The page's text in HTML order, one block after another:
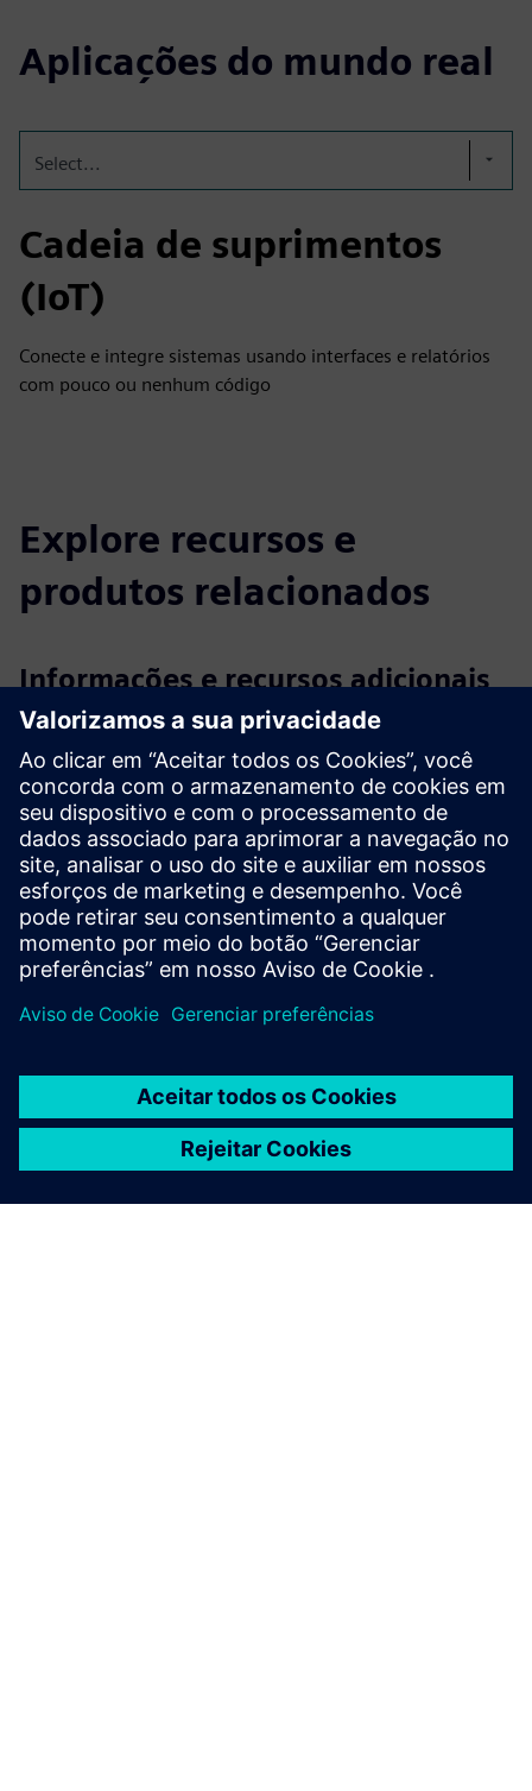
Aplicações do mundo real
Select...
Cadeia de suprimentos
(IoT)
Conecte e integre sistemas usando interfaces e relatórios
com pouco ou nenhum código
Explore recursos e
produtos relacionados
Informações e recursos adicionais
Mais informações
Pré-requisitos
Coleta de dados de sistemas como ambientes de dados
comuns, BX LT, Big, Excel
Fonte de dados de destino, por exemplo, FM, waveware ou
outros sistemas como KIS ou ERP